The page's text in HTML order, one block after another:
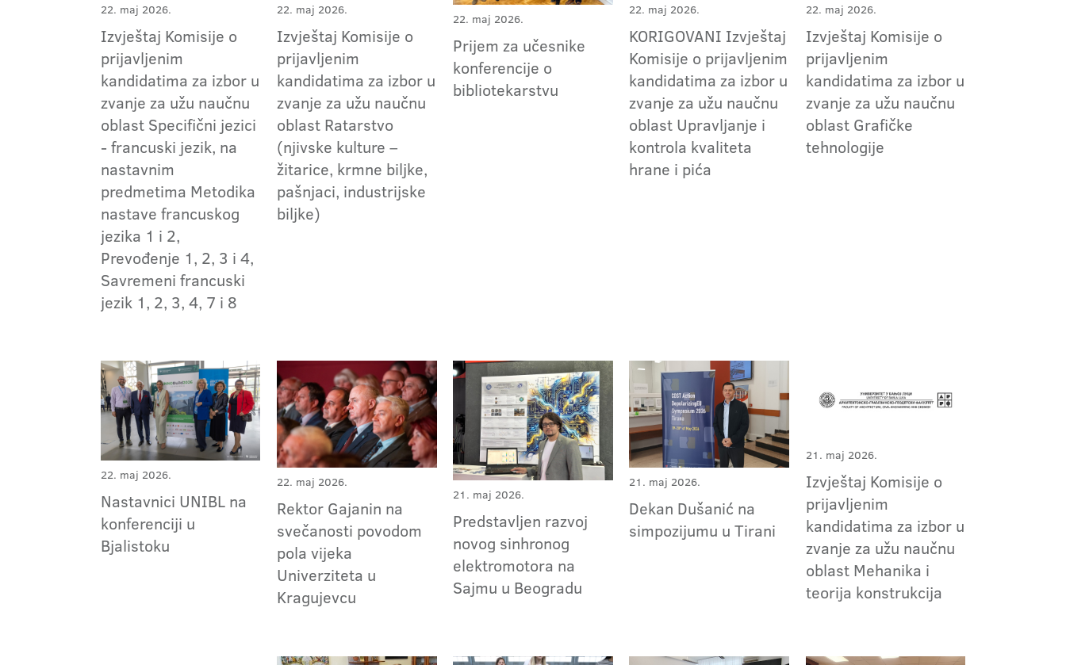
22. maj 2026.
Izvještaj Komisije o
prijavljenim
kandidatima za izbor u
zvanje za užu naučnu
oblast Specifični jezici
- francuski jezik, na
nastavnim
predmetima Metodika
nastave francuskog
jezika 1 i 2,
Prevođenje 1, 2, 3 i 4,
Savremeni francuski
jezik 1, 2, 3, 4, 7 i 8
22. maj 2026.
Izvještaj Komisije o
prijavljenim
kandidatima za izbor u
zvanje za užu naučnu
oblast Ratarstvo
(njivske kulture –
žitarice, krmne biljke,
pašnjaci, industrijske
biljke)
22. maj 2026.
Prijem za učesnike
konferencije o
bibliotekarstvu
22. maj 2026.
KORIGOVANI Izvještaj
Komisije o prijavljenim
kandidatima za izbor u
zvanje za užu naučnu
oblast Upravljanje i
kontrola kvaliteta
hrane i pića
22. maj 2026.
Izvještaj Komisije o
prijavljenim
kandidatima za izbor u
zvanje za užu naučnu
oblast Grafičke
tehnologije
22. maj 2026.
Nastavnici UNIBL na
konferenciji u
Bjalistoku
22. maj 2026.
Rektor Gajanin na
svečanosti povodom
pola vijeka
Univerziteta u
Kragujevcu
21. maj 2026.
Predstavljen razvoj
novog sinhronog
elektromotora na
Sajmu u Beogradu
21. maj 2026.
Dekan Dušanić na
simpozijumu u Tirani
21. maj 2026.
Izvještaj Komisije o
prijavljenim
kandidatima za izbor u
zvanje za užu naučnu
oblast Mehanika i
teorija konstrukcija